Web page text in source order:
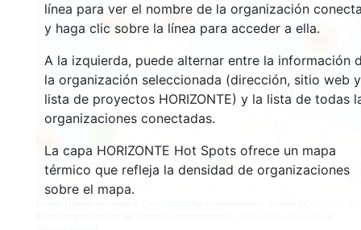
línea para ver el nombre de la organización
y haga clic sobre la línea para acceder a ella.
A la izquierda, puede alternar entre la información
la organización seleccionada (dirección, sitio web y
lista de proyectos HORIZONTE) y la lista de todas
organizaciones conectadas.
La capa HORIZONTE Hot Spots ofrece un mapa
térmico que refleja la densidad de organizaciones
sobre el mapa.
160
7
1816
5816